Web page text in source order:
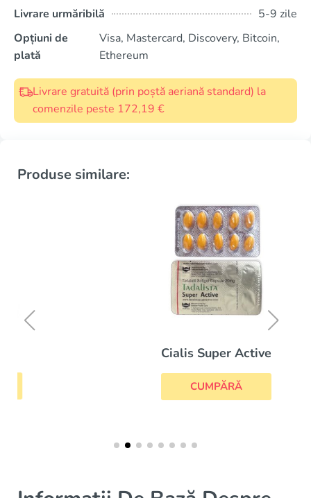
Livrare urmăribilă
5-9 zile
Opțiuni de
plată
Visa, Mastercard, Discovery, Bitcoin,
Ethereum
Livrare gratuită (prin poștă aeriană standard) la
comenzile peste 172,19 €
Produse similare:
Cialis Super Active